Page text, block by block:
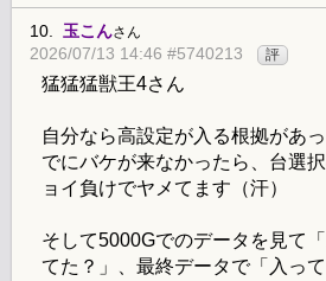
10. 玉こんさん
2026/07/13 14:46 #5740213 評
猛猛猛獣王4さん
自分なら高設定が入る根拠があ
でにバケが来なかったら、台選
ョイ負けでヤメてます（汗）
そして5000Gでのデータを見て
てた？」、最終データで「入っ